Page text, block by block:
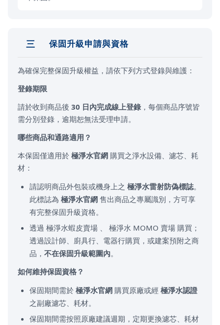
三 保固升級申請與資格
為確保完整保固升級權益，請依下列方式登錄與維護：
登錄期限
請於收到商品後 30 日內完成線上登錄，每個商品序號皆
需分別登錄，逾期恕無法受理申請。
哪些商品和通路適用？
本保固僅適用於 極淨水官網 購買之淨水設備、濾芯、耗
材：
請認明商品外包裝或機身上之 極淨水雷射防偽標誌。
此標誌為 極淨水官網 售出商品之專屬識別，方可享
有完整保固升級資格。
透過 極淨水蝦皮賣場 、 極淨水 MOMO 賣場 購買；
透過設計師、廚具行、電器行購買，或建案預附之商
品， 不在保固升級範圍內。
如何維持保固資格？
保固期間需於 極淨水官網 購買原廠或經 極淨水認證
之副廠濾芯、耗材。
保固期間需按照原廠建議週期，定期更換濾芯、耗材